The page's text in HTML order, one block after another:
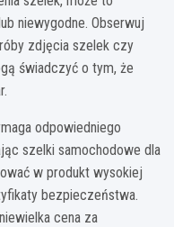
niewygodne. Obserwuj
zdjęcia szelek czy
świadczyć o tym, że
odpowiedniego
szelki samochodowe dla
w produkt wysokiej
bezpieczeństwa.
cena za